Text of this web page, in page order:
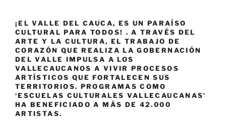
¡EL VALLE DEL CAUCA, ES UN PARAÍSO
CULTURAL PARA TODOS! . A TRAVÉS DEL
ARTE Y LA CULTURA, EL TRABAJO DE
CORAZÓN QUE REALIZA LA GOBERNACIÓN
DEL VALLE IMPULSA A LOS
VALLECAUCANOS A VIVIR PROCESOS
ARTÍSTICOS QUE FORTALECEN SUS
TERRITORIOS. PROGRAMAS COMO
‘ESCUELAS CULTURALES VALLECAUCANAS’
HA BENEFICIADO A MÁS DE 42.000
ARTISTAS.